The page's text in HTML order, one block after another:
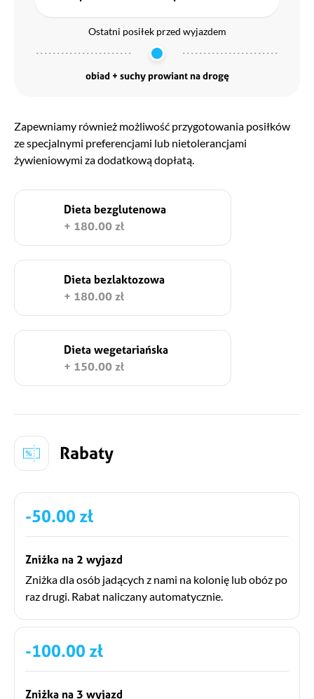
Ostatni posiłek przed wyjazdem
obiad + suchy prowiant na drogę
Zapewniamy również możliwość przygotowania posiłków
ze specjalnymi preferencjami lub nietolerancjami
żywieniowymi za dodatkową dopłatą.
Dieta bezglutenowa
+ 180.00 zł
Dieta bezlaktozowa
+ 180.00 zł
Dieta wegetariańska
+ 150.00 zł
Rabaty
-50.00 zł
Zniżka na 2 wyjazd
Zniżka dla osób jadących z nami na kolonię lub obóz po
raz drugi. Rabat naliczany automatycznie.
-100.00 zł
Zniżka na 3 wyjazd